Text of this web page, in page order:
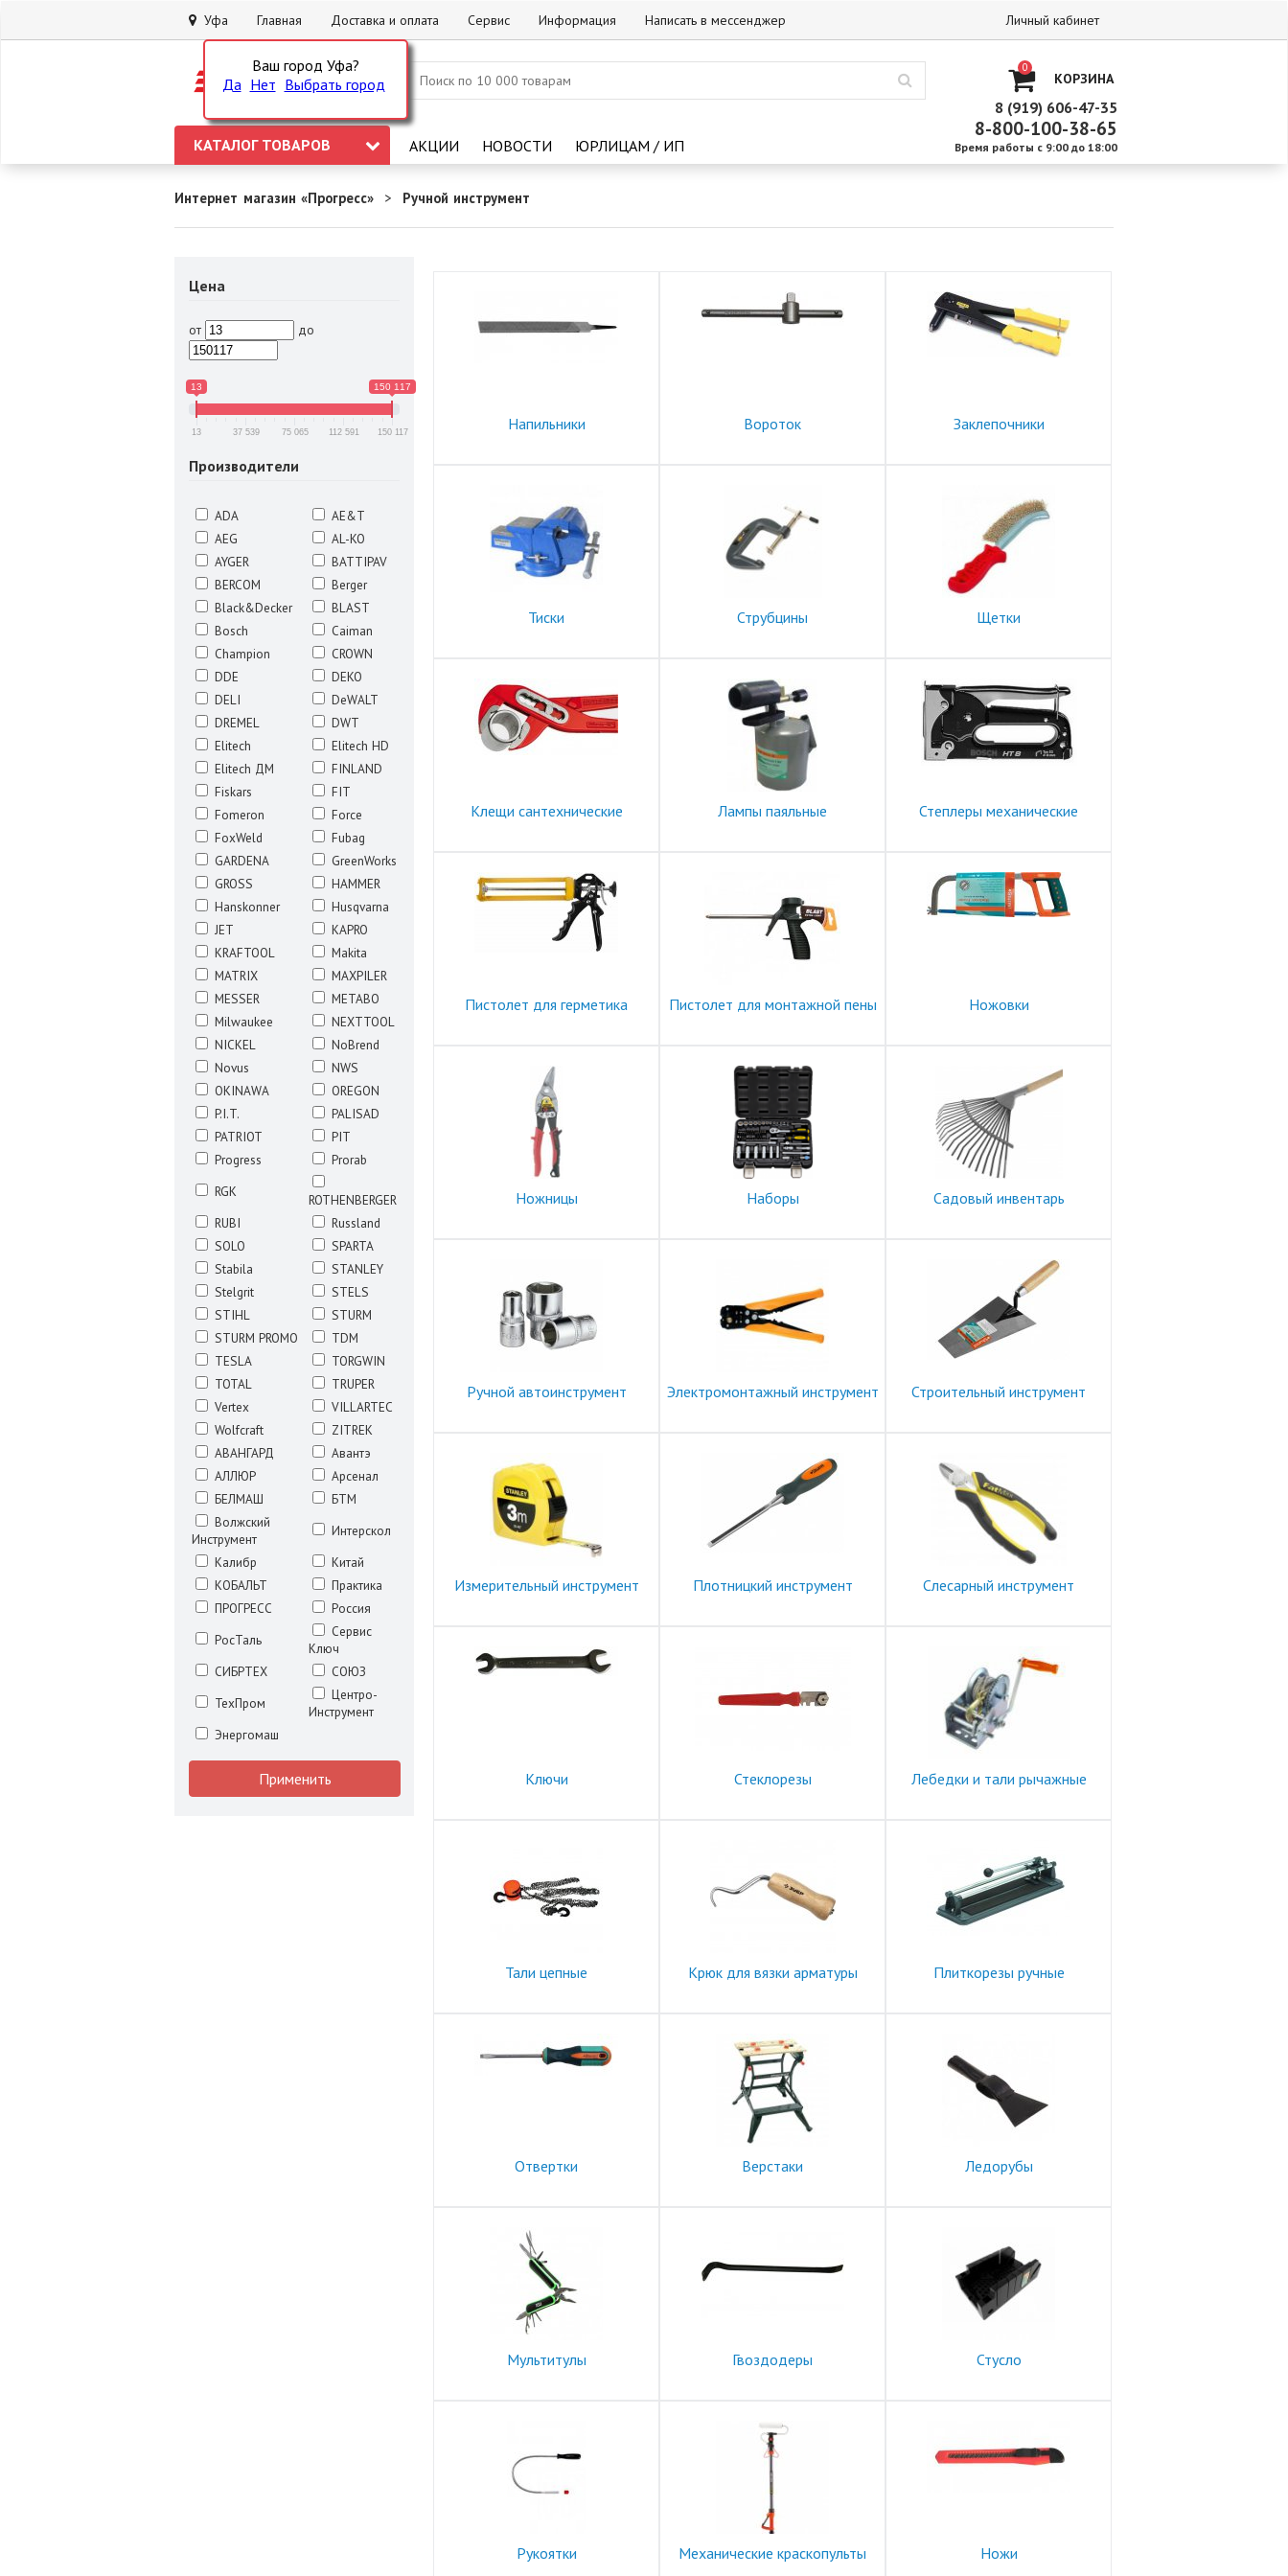
Уфа Главная Доставка и оплата Сервис Информация Написать в мессенджер Личный кабинет
Ваш город Уфа?
Да Нет Выбрать город
0
КОРЗИНА
КАТАЛОГ ТОВАРОВ АКЦИИ НОВОСТИ ЮРЛИЦАМ / ИП
8 (919) 606-47-35
8-800-100-38-65
Время работы с 9:00 до 18:00
Интернет магазин «Прогресс» Ручной инструмент
Цена
от до
13 150 117
13 37 539 75 065 112 591 150 117
Производители
ADA
AE&T
AEG
AL-KO
AYGER
BATTIPAV
BERCOM
Berger
Black&Decker
BLAST
Bosch
Caiman
Champion
CROWN
DDE
DEKO
DELI
DeWALT
DREMEL
DWT
Elitech
Elitech HD
Elitech ДМ
FINLAND
Fiskars
FIT
Fomeron
Force
FoxWeld
Fubag
GARDENA
GreenWorks
GROSS
HAMMER
Hanskonner
Husqvarna
JET
KAPRO
KRAFTOOL
Makita
MATRIX
MAXPILER
MESSER
METABO
Milwaukee
NEXTTOOL
NICKEL
NoBrend
Novus
NWS
OKINAWA
OREGON
P.I.T.
PALISAD
PATRIOT
PIT
Progress
Prorab
RGK
ROTHENBERGER
RUBI
Russland
SOLO
SPARTA
Stabila
STANLEY
Stelgrit
STELS
STIHL
STURM
STURM PROMO
TDM
TESLA
TORGWIN
TOTAL
TRUPER
Vertex
VILLARTEC
Wolfcraft
ZITREK
АВАНГАРД
Авантэ
АЛЛЮР
Арсенал
БЕЛМАШ
БТМ
Волжский
Инструмент
Интерскол
Калибр
Китай
КОБАЛЬТ
Практика
ПРОГРЕСС
Россия
РосТаль
Сервис
Ключ
СИБРТЕХ
СОЮЗ
ТехПром
Центро-
Инструмент
Энергомаш
Применить
Напильники Вороток Заклепочники
Тиски Струбцины Щетки
Клещи сантехнические Лампы паяльные Степлеры механические
Пистолет для герметика Пистолет для монтажной пены Ножовки
Ножницы Наборы Садовый инвентарь
Ручной автоинструмент Электромонтажный инструмент Строительный инструмент
Измерительный инструмент Плотницкий инструмент Слесарный инструмент
Ключи Стеклорезы Лебедки и тали рычажные
Тали цепные Крюк для вязки арматуры Плиткорезы ручные
Отвертки Верстаки Ледорубы
Мультитулы Гвоздодеры Стусло
Рукоятки Механические краскопульты Ножи